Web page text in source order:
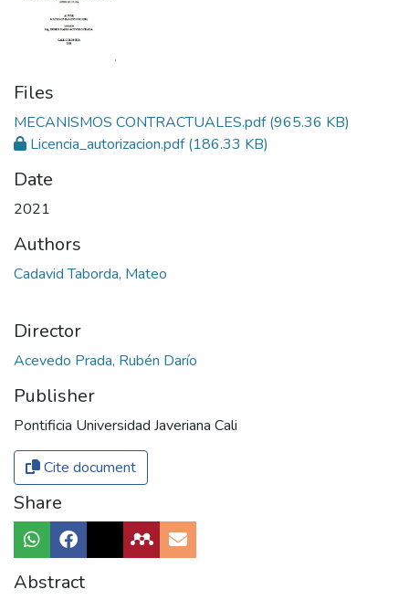
Files
MECANISMOS CONTRACTUALES.pdf(965.36 KB)
Licencia_autorizacion.pdf(186.33 KB)
Date
2021
Authors
Cadavid Taborda, Mateo
Director
Acevedo Prada, Rubén Darío
Publisher
Pontificia Universidad Javeriana Cali
Cite document
Share
Abstract